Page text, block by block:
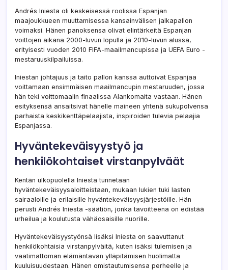
Andrés Iniesta oli keskeisessä roolissa Espanjan
maajoukkueen muuttamisessa kansainvälisen jalkapallon
voimaksi. Hänen panoksensa olivat elintärkeitä Espanjan
voittojen aikana 2000-luvun lopulla ja 2010-luvun alussa,
erityisesti vuoden 2010 FIFA-maailmancupissa ja UEFA Euro -
mestaruuskilpailuissa.
Iniestan johtajuus ja taito pallon kanssa auttoivat Espanjaa
voittamaan ensimmäisen maailmancupin mestaruuden, jossa
hän teki voittomaalin finaalissa Alankomaita vastaan. Hänen
esityksensä ansaitsivat hänelle maineen yhtenä sukupolvensa
parhaista keskikenttäpelaajista, inspiroiden tulevia pelaajia
Espanjassa.
Hyväntekeväisyystyö ja
henkilökohtaiset virstanpylväät
Kentän ulkopuolella Iniesta tunnetaan
hyväntekeväisyysaloitteistaan, mukaan lukien tuki lasten
sairaaloille ja erilaisille hyväntekeväisyysjärjestöille. Hän
perusti Andrés Iniesta -säätiön, jonka tavoitteena on edistää
urheilua ja koulutusta vähäosaisille nuorille.
Hyväntekeväisyystyönsä lisäksi Iniesta on saavuttanut
henkilökohtaisia virstanpylväitä, kuten isäksi tulemisen ja
vaatimattoman elämäntavan ylläpitämisen huolimatta
kuuluisuudestaan. Hänen omistautumisensa perheelle ja